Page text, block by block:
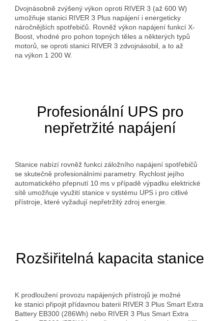
Dvojnásobně zvýšený výkon oproti RIVER 3 (až 600 W)
umožňuje stanici RIVER 3 Plus napájení i energeticky
náročnějších spotřebičů. Rovněž výkon napájení funkcí X-
Boost, vhodné pro pohon topných těles a některých typů
motorů, se oproti stanici RIVER 3 zdvojnásobil, a to až
na výkon 1 200 W.
Profesionální UPS pro
nepřetržité napájení
Stanice nabízí rovněž funkci záložního napájení spotřebičů
se skutečně profesionálními parametry. Rychlost jejího
automatického přepnutí 10 ms v případě výpadku elektrické
sítě umožňuje využití stanice v systému UPS i pro citlivé
přístroje, které vyžadují nepřetržitý zdroj energie.
Rozšiřitelná kapacita stanice
K prodloužení provozu napájených přístrojů je možné
ke stanici připojit přídavnou baterii RIVER 3 Plus Smart Extra
Battery EB300 (286Wh) nebo RIVER 3 Plus Smart Extra